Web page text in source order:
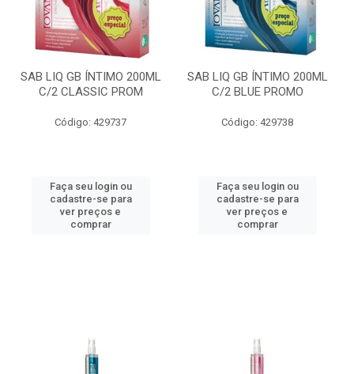
SAB LIQ GB ÍNTIMO 200ML
C/2 CLASSIC PROM
Código: 429737
Faça seu login ou
cadastre-se para
ver preços e
comprar
SAB LIQ GB ÍNTIMO 200ML
C/2 BLUE PROMO
Código: 429738
Faça seu login ou
cadastre-se para
ver preços e
comprar